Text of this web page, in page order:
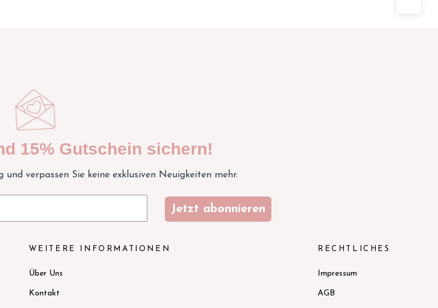
15% Gutschein sichern!
und verpassen Sie keine exklusiven Neuigkeiten mehr.
Jetzt abonnieren
WEITERE INFORMATIONEN
Über Uns
Kontakt
RECHTLICHES
Impressum
AGB